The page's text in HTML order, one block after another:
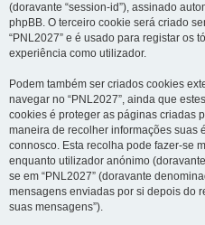
(doravante “session-id”), assinado
phpBB. O terceiro cookie será criado
“PNL2027” e é usado para registar os
experiência como utilizador.
Podem também ser criados cookies
navegar no “PNL2027”, ainda que
cookies é proteger as páginas criadas
maneira de recolher informações suas
connosco. Esta recolha pode fazer-se
enquanto utilizador anónimo
se em “PNL2027” (doravante
mensagens enviadas por si depois do
suas mensagens”).